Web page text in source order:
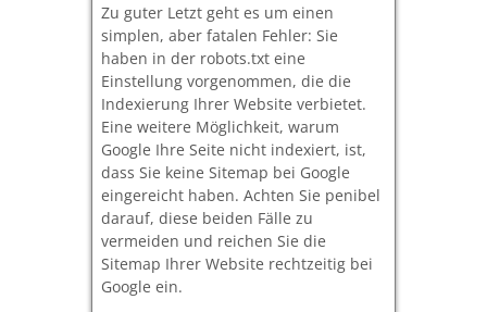
Zu guter Letzt geht es um einen
simplen, aber fatalen Fehler: Sie
haben in der robots.txt eine
Einstellung vorgenommen, die die
Indexierung Ihrer Website verbietet.
Eine weitere Möglichkeit, warum
Google Ihre Seite nicht indexiert, ist,
dass Sie keine Sitemap bei Google
eingereicht haben. Achten Sie penibel
darauf, diese beiden Fälle zu
vermeiden und reichen Sie die
Sitemap Ihrer Website rechtzeitig bei
Google ein.